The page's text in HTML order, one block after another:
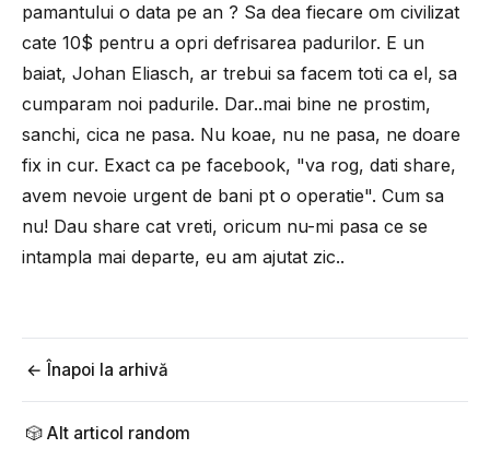
pamantului o data pe an ? Sa dea fiecare om civilizat
cate 10$ pentru a opri defrisarea padurilor. E un
baiat, Johan Eliasch, ar trebui sa facem toti ca el, sa
cumparam noi padurile. Dar..mai bine ne prostim,
sanchi, cica ne pasa. Nu koae, nu ne pasa, ne doare
fix in cur. Exact ca pe facebook, "va rog, dati share,
avem nevoie urgent de bani pt o operatie". Cum sa
nu! Dau share cat vreti, oricum nu-mi pasa ce se
intampla mai departe, eu am ajutat zic..
← Înapoi la arhivă
🎲 Alt articol random